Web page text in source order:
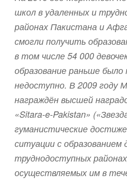
школ в удаленных и
районах Пакистана и
смогли получить
в том числе 54 000
образование раньше было
недоступно. В 2009 году
награждён высшей
«Sitara-e-Pakistan»
гуманистические
ситуации с образованием
труднодоступных
осуществляемых им в